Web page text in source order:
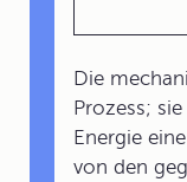
Die
Prozess;
Energie
von den